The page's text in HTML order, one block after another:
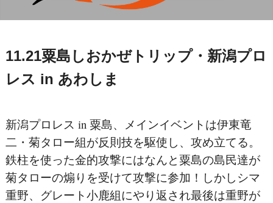
11.21粟島しおかぜトリップ・新潟プロ
レス in あわしま
新潟プロレス in 粟島、メインイベントは伊東竜
二・菊タロー組が反則技を駆使し、攻め立てる。
鉄柱を使った金的攻撃にはなんと粟島の島民達が
菊タローの煽りを受けて攻撃に参加！しかしシマ
重野、グレート小鹿組にやり返され最後は重野が